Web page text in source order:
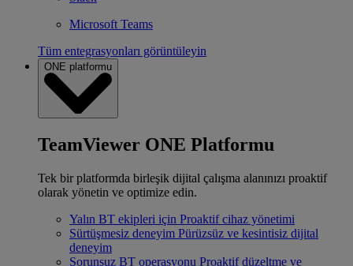
Microsoft Teams
Tüm entegrasyonları görüntüleyin
ONE platformu
TeamViewer ONE Platformu
Tek bir platformda birleşik dijital çalışma alanınızı proaktif
olarak yönetin ve optimize edin.
Yalın BT ekipleri için Proaktif cihaz yönetimi
Sürtüşmesiz deneyim Pürüzsüz ve kesintisiz dijital
deneyim
Sorunsuz BT operasyonu Proaktif düzeltme ve